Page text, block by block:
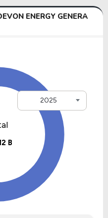
ENERGY GENERA
2025